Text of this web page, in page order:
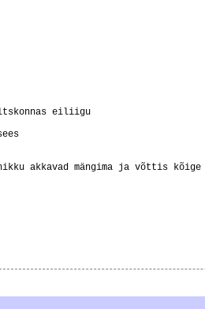
eiliigu
akkavad mängima ja võttis kõige